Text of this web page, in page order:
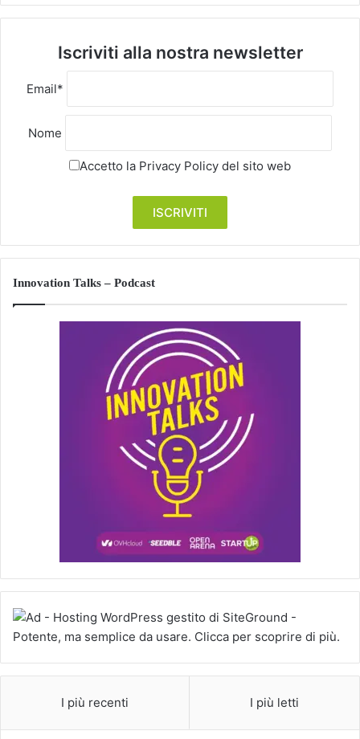
Iscriviti alla nostra newsletter
Email*
Nome
Accetto la Privacy Policy del sito web
Innovation Talks – Podcast
I più recenti I più letti